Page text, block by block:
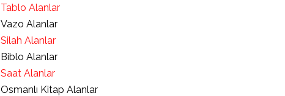
Tablo Alanlar
Vazo Alanlar
Silah Alanlar
Biblo Alanlar
Saat Alanlar
Osmanlı Kitap Alanlar